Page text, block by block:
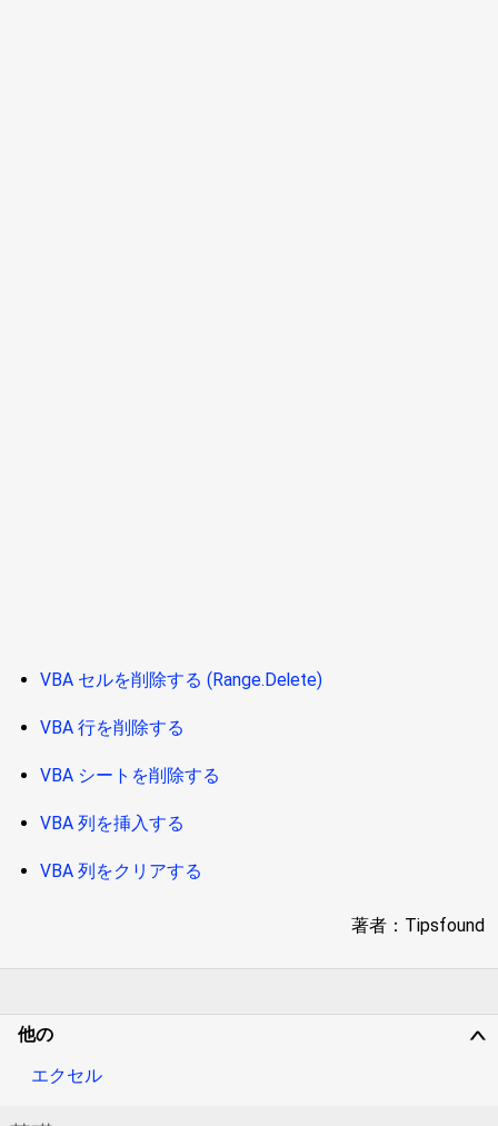
VBA セルを削除する (Range.Delete)
VBA 行を削除する
VBA シートを削除する
VBA 列を挿入する
VBA 列をクリアする
著者：Tipsfound
∨
他の
エクセル